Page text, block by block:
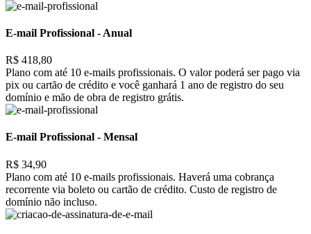
E-mail Profissional - Anual
R$ 418,80
Plano com até 10 e-mails profissionais. O valor poderá ser pago via
pix ou cartão de crédito e você ganhará 1 ano de registro do seu
domínio e mão de obra de registro grátis.
E-mail Profissional - Mensal
R$ 34,90
Plano com até 10 e-mails profissionais. Haverá uma cobrança
recorrente via boleto ou cartão de crédito. Custo de registro de
domínio não incluso.